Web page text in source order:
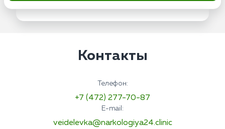
Контакты
Телефон:
+7 (472) 277-70-87
E-mail:
veidelevka@narkologiya24.clinic